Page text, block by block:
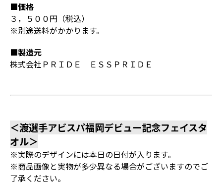
■価格
３，５００円（税込）
※別途送料がかかります。
■製造元
株式会社ＰＲＩＤＥ ＥＳＳＰＲＩＤＥ
＜渡選手アビスパ福岡デビュー記念フェイスタ
オル＞
※実際のデザインには本日の日付が入ります。
※商品画像と実物が多少異なる場合がございますのでご
了承ください。